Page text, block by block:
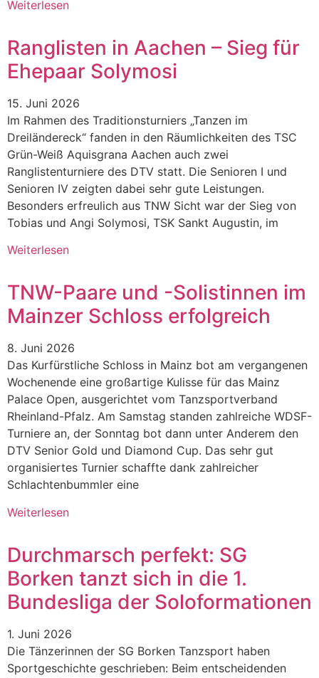
Weiterlesen
Ranglisten in Aachen – Sieg für
Ehepaar Solymosi
15. Juni 2026
Im Rahmen des Traditionsturniers „Tanzen im
Dreiländereck“ fanden in den Räumlichkeiten des TSC
Grün-Weiß Aquisgrana Aachen auch zwei
Ranglistenturniere des DTV statt. Die Senioren I und
Senioren IV zeigten dabei sehr gute Leistungen.
Besonders erfreulich aus TNW Sicht war der Sieg von
Tobias und Angi Solymosi, TSK Sankt Augustin, im
Weiterlesen
TNW-Paare und -Solistinnen im
Mainzer Schloss erfolgreich
8. Juni 2026
Das Kurfürstliche Schloss in Mainz bot am vergangenen
Wochenende eine großartige Kulisse für das Mainz
Palace Open, ausgerichtet vom Tanzsportverband
Rheinland-Pfalz. Am Samstag standen zahlreiche WDSF-
Turniere an, der Sonntag bot dann unter Anderem den
DTV Senior Gold und Diamond Cup. Das sehr gut
organisiertes Turnier schaffte dank zahlreicher
Schlachtenbummler eine
Weiterlesen
Durchmarsch perfekt: SG
Borken tanzt sich in die 1.
Bundesliga der Soloformationen
1. Juni 2026
Die Tänzerinnen der SG Borken Tanzsport haben
Sportgeschichte geschrieben: Beim entscheidenden